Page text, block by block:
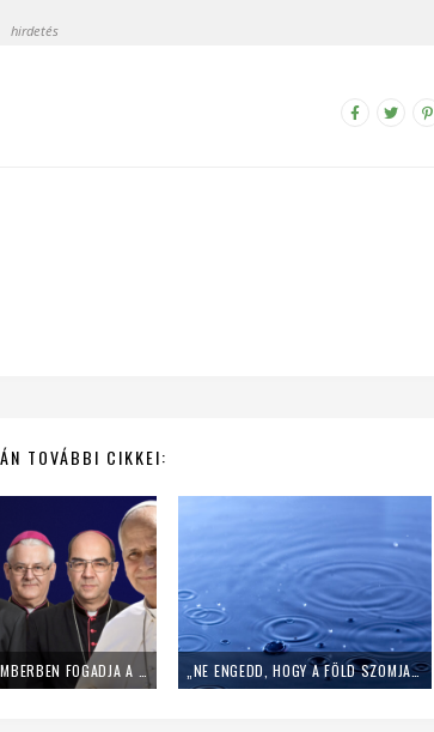
hirdetés
TOVÁBBI CIKKEI:
„NE ENGEDD, HOGY A FÖLD SZOMJAZZON” – 7 GYÖNYÖRŰ FOHÁSZ ESŐÉRT